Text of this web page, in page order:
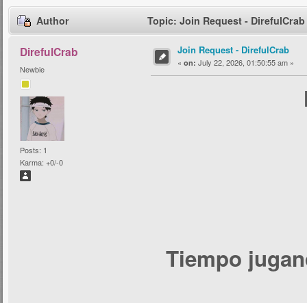
Author Topic: Join Request -
DirefulCrab
Newbie
Posts: 1
Karma: +0/-0
Join Request - DirefulCrab
« on: July 22, 2026, 01:50:55 am »
Tiempo